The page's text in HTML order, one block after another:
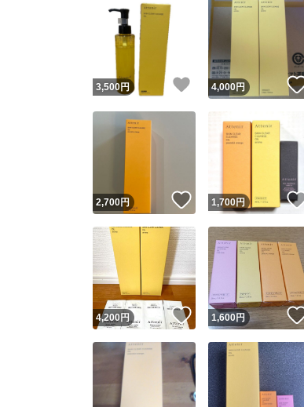
3,500円 いいね！
4,000円
2,700円 いいね！
1,700円
4,200 円 いいね！
1,600円